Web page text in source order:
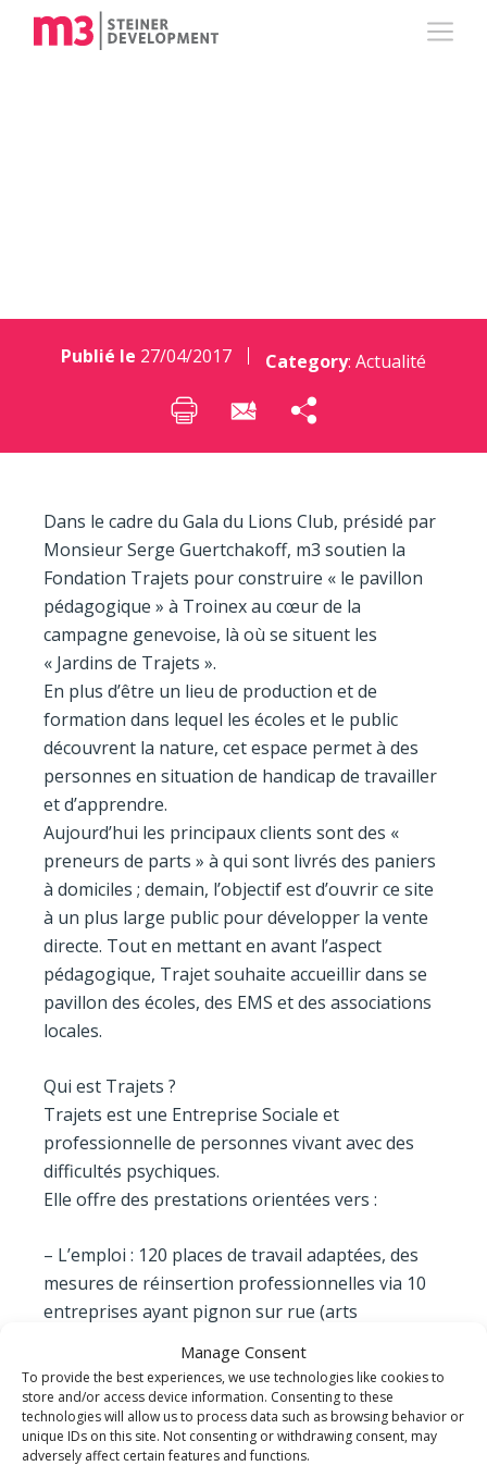
Manage Consent
To provide the best experiences, we use technologies like cookies to
store and/or access device information. Consenting to these
technologies will allow us to process data such as browsing behavior or
unique IDs on this site. Not consenting or withdrawing consent, may
adversely affect certain features and functions.
Publié le 27/04/2017 Category: Actualité
Dans le cadre du Gala du Lions Club, présidé par
Monsieur Serge Guertchakoff, m3 soutien la
Fondation Trajets pour construire « le pavillon
pédagogique » à Troinex au cœur de la
campagne genevoise, là où se situent les
« Jardins de Trajets ».
En plus d’être un lieu de production et de
formation dans lequel les écoles et le public
découvrent la nature, cet espace permet à des
personnes en situation de handicap de travailler
et d’apprendre.
Aujourd’hui les principaux clients sont des «
preneurs de parts » à qui sont livrés des paniers
à domiciles ; demain, l’objectif est d’ouvrir ce site
à un plus large public pour développer la vente
directe. Tout en mettant en avant l’aspect
pédagogique, Trajet souhaite accueillir dans se
pavillon des écoles, des EMS et des associations
locales.
Qui est Trajets ?
Trajets est une Entreprise Sociale et
professionnelle de personnes vivant avec des
difficultés psychiques.
Elle offre des prestations orientées vers :
– L’emploi : 120 places de travail adaptées, des
mesures de réinsertion professionnelles via 10
entreprises ayant pignon sur rue (arts
buanderie, location de costumes de théâtre,
rénovation de seconde œuvre, ainsi que deux
restaurants).